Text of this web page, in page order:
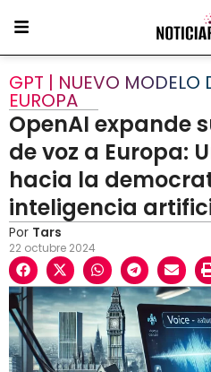
GPT | NUEVO MODELO
EUROPA
OpenAI expande
de voz a Europa:
hacia la
inteligencia
Por Tars
22 octubre 2024